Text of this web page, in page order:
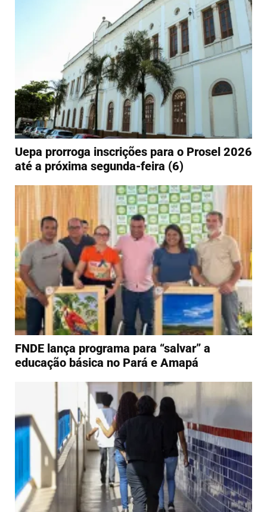
Uepa prorroga inscrições para o Prosel 2026
até a próxima segunda-feira (6)
FNDE lança programa para “salvar” a
educação básica no Pará e Amapá